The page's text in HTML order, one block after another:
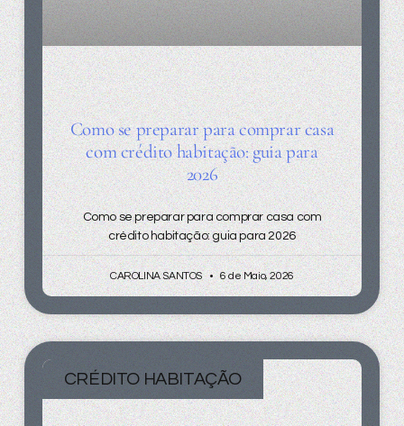
Como se preparar para comprar casa
com crédito habitação: guia para
2026
Como se preparar para comprar casa com
crédito habitação: guia para 2026
CAROLINA SANTOS 6 de Maio, 2026
CRÉDITO HABITAÇÃO